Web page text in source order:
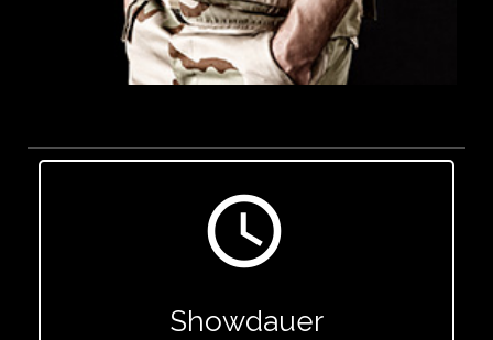
access_time
Showdauer